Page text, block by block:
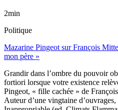
2min
Politique
Mazarine Pingeot sur François
mon père »
Grandir dans l’ombre du pouvoir
fortiori lorsque votre existence
Pingeot, « fille cachée » de
Auteur d’une vingtaine